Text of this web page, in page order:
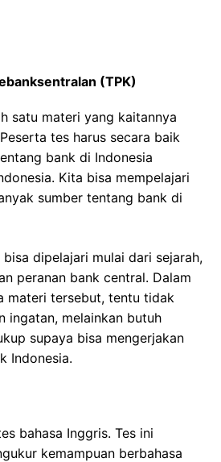
(TPK)
satu materi yang kaitannya
tes harus secara baik
bank di Indonesia
Kita bisa mempelajari
sumber tentang bank di
dipelajari mulai dari sejarah,
peranan bank central. Dalam
materi tersebut, tentu tidak
ingatan, melainkan butuh
supaya bisa mengerjakan
Indonesia.
bahasa Inggris. Tes ini
kemampuan berbahasa